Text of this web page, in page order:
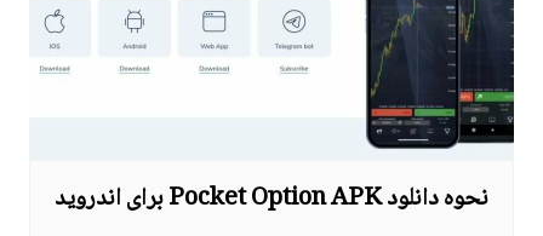
نحوه دانلود Pocket Option APK برای اندروید